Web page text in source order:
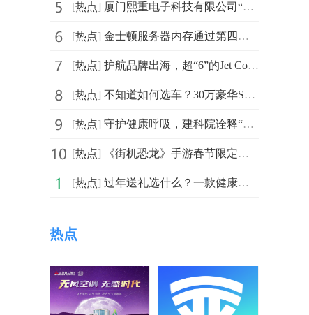
[热点] 厦门熙重电子科技有限公司“互联网+物联网”助力智慧城市
[热点] 金士顿服务器内存通过第四代至强可扩展处理器认证
[热点] 护航品牌出海，超“6”的Jet Commerce六周年征程
[热点] 不知道如何选车？30万豪华SUV就选凯迪拉克XT5！
[热点] 守护健康呼吸，建科院诠释“治愈型”办公室空气管控哲学
[热点] 《街机恐龙》手游春节限定微信红包封面来袭
[热点] 过年送礼选什么？一款健康智能的加湿器助你选到满意年货
热点